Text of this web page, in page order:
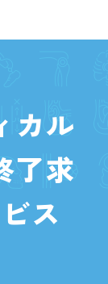
カル
了求
ス